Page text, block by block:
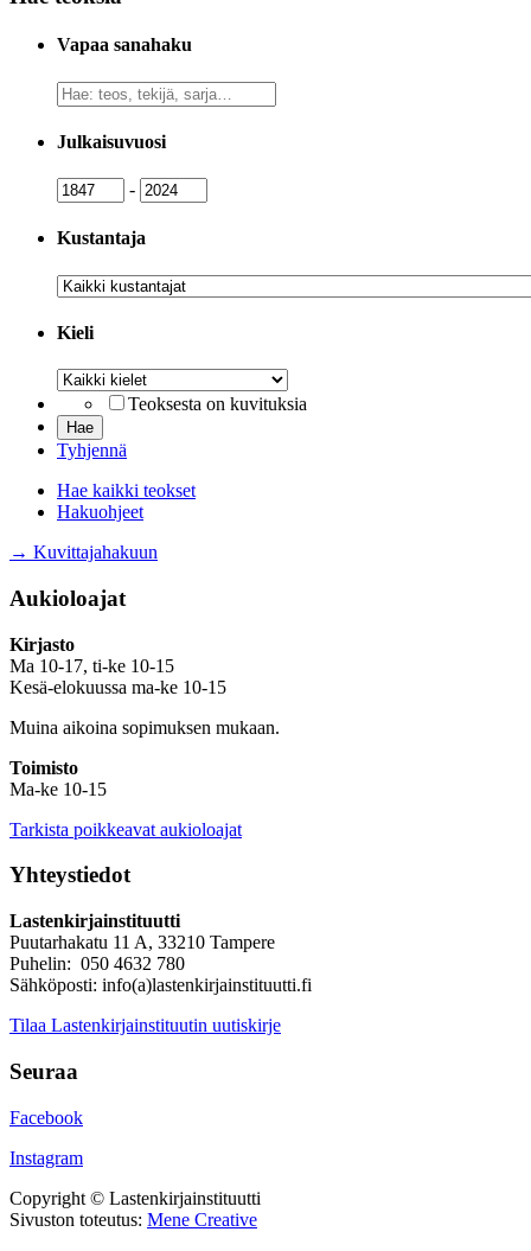
Vapaa sanahaku
Vapaa
sanahaku
Julkaisuvuosi
Julkaisuvuosi
- Julkaisuvuosi
Kustantaja
Kustantaja
Kieli
Kieli
Teoksesta on kuvituksia
Tyhjennä
Hae kaikki teokset
Hakuohjeet
→ Kuvittajahakuun
Aukioloajat
Kirjasto
Ma 10-17, ti-ke 10-15
Kesä-elokuussa ma-ke 10-15
Muina aikoina sopimuksen mukaan.
Toimisto
Ma-ke 10-15
Tarkista poikkeavat aukioloajat
Yhteystiedot
Lastenkirjainstituutti
Puutarhakatu 11 A, 33210 Tampere
Puhelin: 050 4632 780
Sähköposti: info(a)lastenkirjainstituutti.fi
Tilaa Lastenkirjainstituutin uutiskirje
Seuraa
Facebook
Instagram
Copyright © Lastenkirjainstituutti
Sivuston toteutus: Mene Creative